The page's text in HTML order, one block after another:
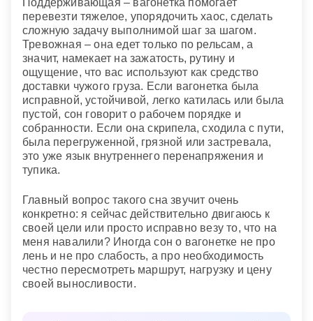
Поддерживающая – вагонетка помогает
перевезти тяжелое, упорядочить хаос, сделать
сложную задачу выполнимой шаг за шагом.
Тревожная – она едет только по рельсам, а
значит, намекает на зажатость, рутину и
ощущение, что вас используют как средство
доставки чужого груза. Если вагонетка была
исправной, устойчивой, легко катилась или была
пустой, сон говорит о рабочем порядке и
собранности. Если она скрипела, сходила с пути,
была перегруженной, грязной или застревала,
это уже язык внутреннего перенапряжения и
тупика.
Главный вопрос такого сна звучит очень
конкретно: я сейчас действительно двигаюсь к
своей цели или просто исправно везу то, что на
меня навалили? Иногда сон о вагонетке не про
лень и не про слабость, а про необходимость
честно пересмотреть маршрут, нагрузку и цену
своей выносливости.